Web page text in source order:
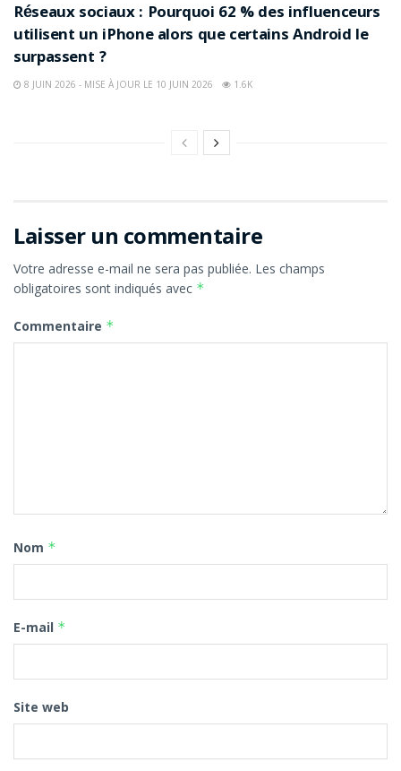
Réseaux sociaux : Pourquoi 62 % des influenceurs
utilisent un iPhone alors que certains Android le
surpassent ?
8 JUIN 2026 - MISE À JOUR LE 10 JUIN 2026 1.6K
Laisser un commentaire
Votre adresse e-mail ne sera pas publiée. Les champs
obligatoires sont indiqués avec *
Commentaire *
Nom *
E-mail *
Site web